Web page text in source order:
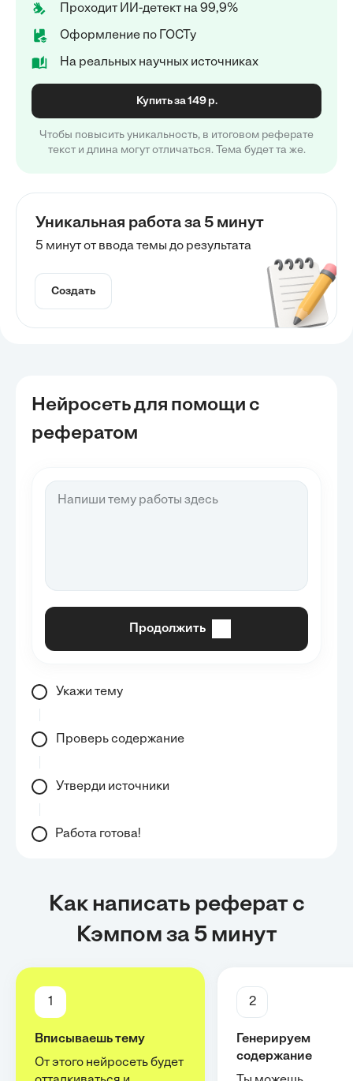
Проходит ИИ-детект на 99,9%
Оформление по ГОСТу
На реальных научных источниках
Купить за 149 р.
Чтобы повысить уникальность, в итоговом реферате
текст и длина могут отличаться. Тема будет та же.
Уникальная работа за 5 минут
5 минут от ввода темы до результата
Создать
Нейросеть для помощи с
рефератом
Продолжить
Укажи тему
Проверь содержание
Утверди источники
Работа готова!
Как написать реферат с
Кэмпом за 5 минут
1
Вписываешь тему
От этого нейросеть будет
2
Генерируем
содержание